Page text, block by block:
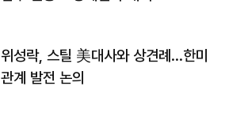
위성락, 스틸 美대사와 상견례…한미
관계 발전 논의